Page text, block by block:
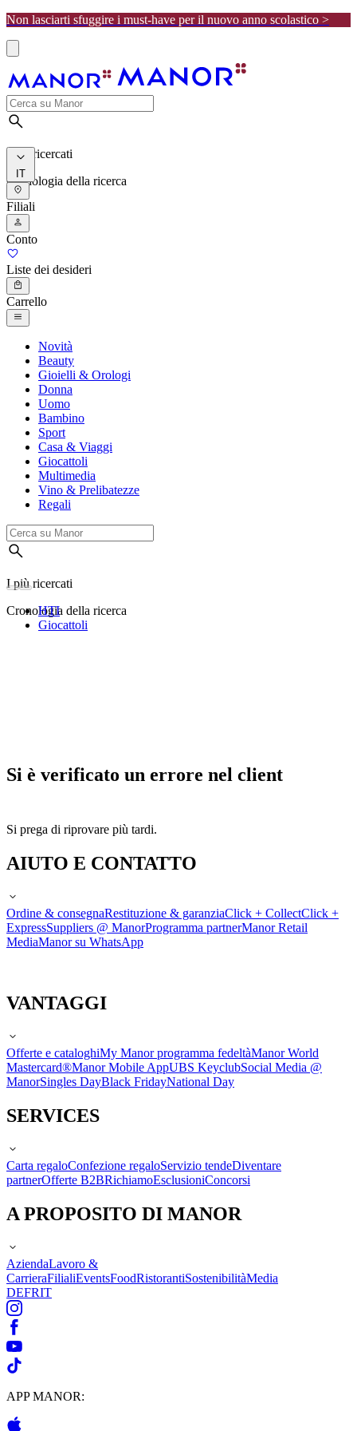
Non lasciarti sfuggire i must-have per il nuovo anno scolastico >
I più ricercati
Cronologia della ricerca
IT
Filiali
Conto
Liste dei desideri
Carrello
Novità
Beauty
Gioielli & Orologi
Donna
Uomo
Bambino
Sport
Casa & Viaggi
Giocattoli
Multimedia
Vino & Prelibatezze
Regali
I più ricercati
Cronologia della ricerca
HTI
Giocattoli
Si è verificato un errore nel client
Si prega di riprovare più tardi.
AIUTO E CONTATTO
Ordine & consegnaRestituzione & garanziaClick + CollectClick +
ExpressSuppliers @ ManorProgramma partnerManor Retail
MediaManor su WhatsApp
VANTAGGI
Offerte e cataloghiMy Manor programma fedeltàManor World
Mastercard®Manor Mobile AppUBS KeyclubSocial Media @
ManorSingles DayBlack FridayNational Day
SERVICES
Carta regaloConfezione regaloServizio tendeDiventare
partnerOfferte B2BRichiamoEsclusioniConcorsi
A PROPOSITO DI MANOR
AziendaLavoro &
CarrieraFilialiEventsFoodRistorantiSostenibilitàMedia
DEFRIT
APP MANOR: